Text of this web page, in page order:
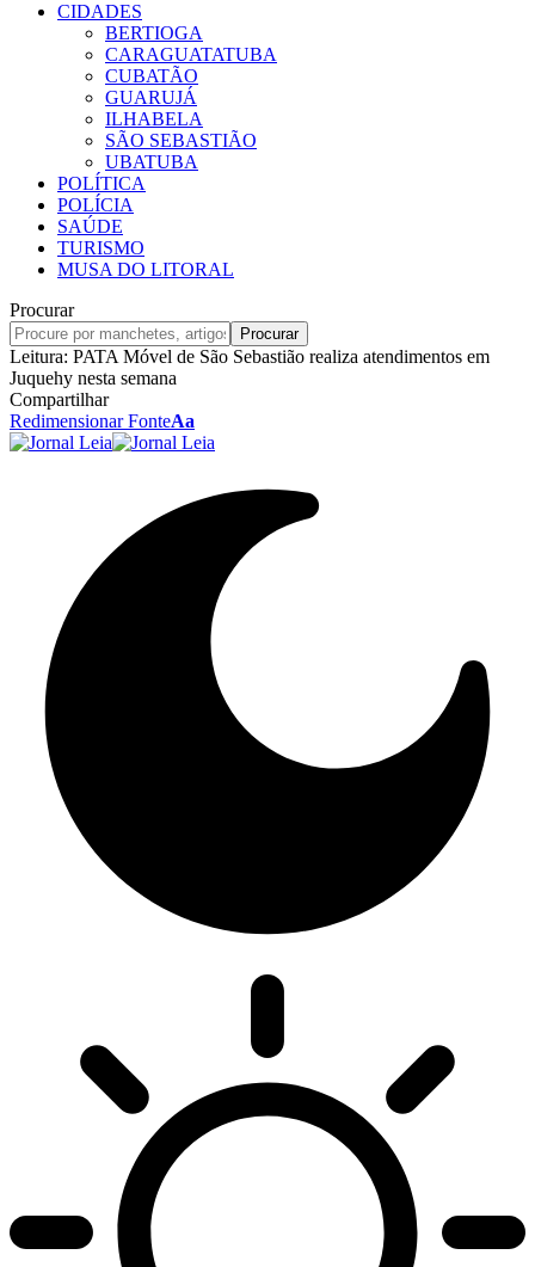
CIDADES
BERTIOGA
CARAGUATATUBA
CUBATÃO
GUARUJÁ
ILHABELA
SÃO SEBASTIÃO
UBATUBA
POLÍTICA
POLÍCIA
SAÚDE
TURISMO
MUSA DO LITORAL
Procurar
Leitura: PATA Móvel de São Sebastião realiza atendimentos em
Juquehy nesta semana
Compartilhar
Redimensionar FonteAa